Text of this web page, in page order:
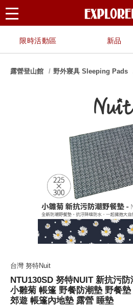
限時活動區 新品
露營登山館 野外寢具 Sleeping Pads
台灣 努特Nuit
NTU130SD 努特NUIT 新抗污
小雛菊 帳篷 野餐防潮墊 野餐
郊遊 帳篷內地墊 露營 睡墊